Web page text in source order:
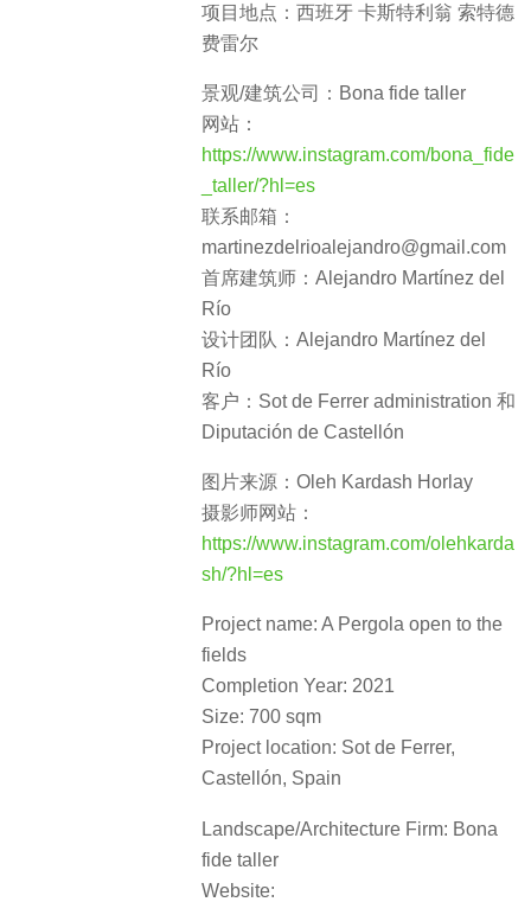
项目地点：西班牙 卡斯特利翁 索特德
费雷尔
景观/建筑公司：Bona fide taller
网站：
https://www.instagram.com/bona_fide
_taller/?hl=es
联系邮箱：
martinezdelrioalejandro@gmail.com
首席建筑师：Alejandro Martínez del
Río
设计团队：Alejandro Martínez del
Río
客户：Sot de Ferrer administration 和
Diputación de Castellón
图片来源：Oleh Kardash Horlay
摄影师网站：
https://www.instagram.com/olehkarda
sh/?hl=es
Project name: A Pergola open to the
fields
Completion Year: 2021
Size: 700 sqm
Project location: Sot de Ferrer,
Castellón, Spain
Landscape/Architecture Firm: Bona
fide taller
Website: